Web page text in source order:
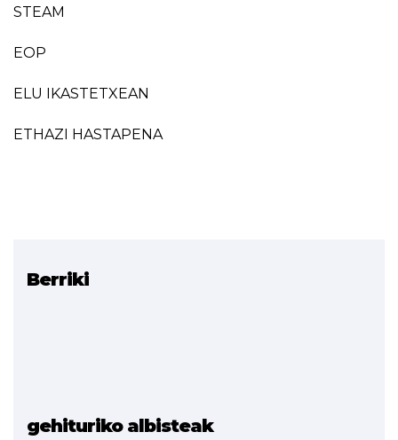
STEAM
EOP
ELU IKASTETXEAN
ETHAZI HASTAPENA
Berriki
gehituriko albisteak